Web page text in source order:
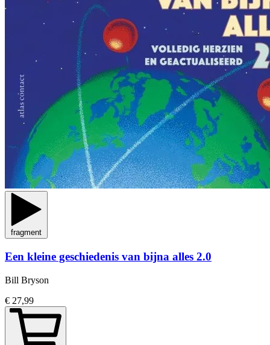
fragment
Een kleine geschiedenis van bijna alles 2.0
Bill Bryson
€ 27,99